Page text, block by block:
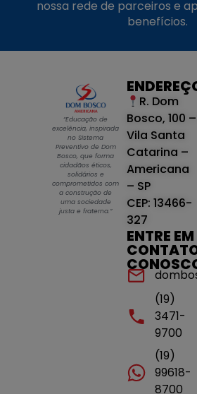
nossa rede de parceiros e
benefícios.
“Educação de
excelência, inspirada
no Sistema
Preventivo de Dom
Bosco, que forma
cidadãos éticos,
solidários e
comprometidos com
a construção de
uma sociedade
justa e fraterna.”
R. Dom
Bosco, 100 –
Vila Santa
Catarina –
Americana
– SP
CEP: 13466-
327
ENTRE EM
(19)
3471-
9700
(19)
99618-
8700